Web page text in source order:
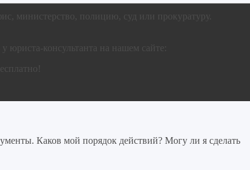
министерство, полицию, суд или прокуратуру.
юриста-консультанта на нашем сайте:
Каков мой порядок действий? Могу ли я сделать